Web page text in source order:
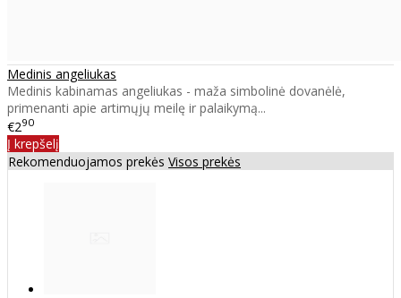
Medinis angeliukas
Medinis kabinamas angeliukas - maža simbolinė dovanėlė,
primenanti apie artimųjų meilę ir palaikymą...
€290
Į krepšelį
Rekomenduojamos prekės Visos prekės